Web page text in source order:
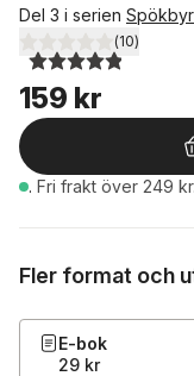
Del 3 i serien
4,9utav 5 stjärnor.
(10)
159 kr
. Fri frakt över 249 kr.
Fler format och
E-bok
29 kr